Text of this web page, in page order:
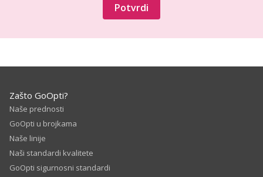
Potvrdi
Zašto GoOpti?
Naše prednosti
GoOpti u brojkama
Naše linije
Naši standardi kvalitete
GoOpti sigurnosni standardi